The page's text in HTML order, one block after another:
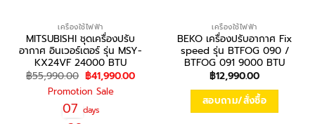
เครื่องใช้ไฟฟ้า
MITSUBISHI ชุดเครื่องปรับ
อากาศ อินเวอร์เตอร์ รุ่น MSY-
KX24VF 24000 BTU
฿55,990.00 Original
price
was:
฿41,990.00Current
Promotion Sale
07 days
เครื่องใช้ไฟฟ้า
BEKO เครื่องปรับอากาศ Fix
speed รุ่น BTFOG 090 /
BTFOG 091 9000 BTU
฿12,990.00
สอบถาม/สั่งซื้อ